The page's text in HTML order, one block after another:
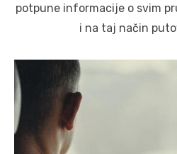
potpune informacije o svim
i na taj način